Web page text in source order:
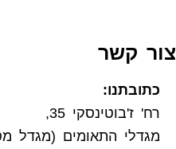
צור קשר
כתובתנו:
רח' ז'בוטינסקי 35,
מגדלי התאומים (מגדל מס' 2)